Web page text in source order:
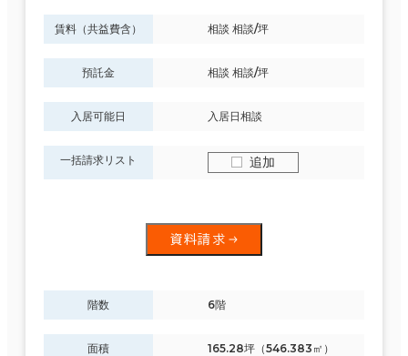
賃料（共益費含） 相談 相談/坪
預託金 相談 相談/坪
入居可能日 入居日相談
一括請求リスト 追加
資料請求
階数 6階
面積 165.28坪（546.383㎡）